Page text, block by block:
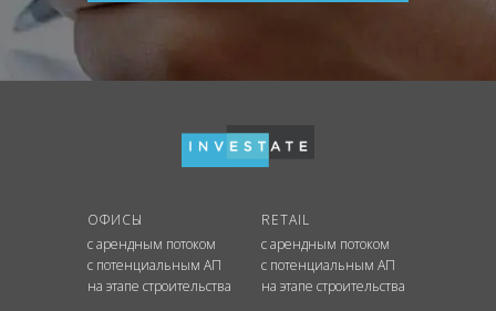
ОФИСЫ
с арендным потоком
с потенциальным АП
на этапе строительства
RETAIL
с арендным потоком
с потенциальным АП
на этапе строительства